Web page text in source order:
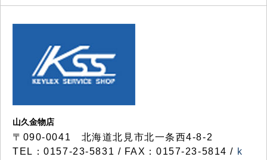
山久金物店
〒090-0041 北海道北見市北一条西4-8-2
TEL：0157-23-5831 / FAX：0157-23-5814 / k